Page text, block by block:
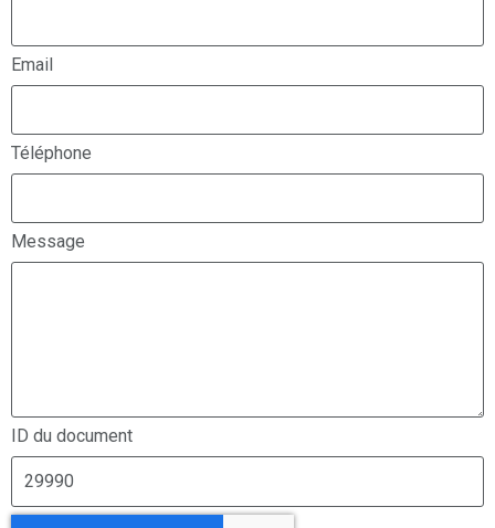
Email
Téléphone
Message
ID du document